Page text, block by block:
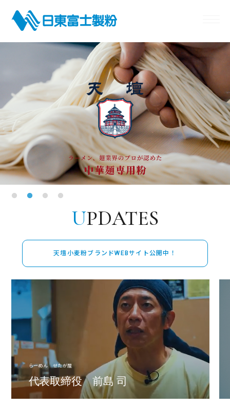
パーパス
プロが選ぶ小麦粉
製品情報
コナレポ
企業情報
サステナビリティ
お問い合わせ
UPDATES
天壇小麦粉ブランドWEBサイト公開中！
らーめん せたが屋
代表取締役 前島 司